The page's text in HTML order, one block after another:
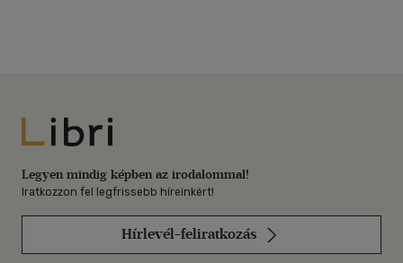
Libri
Legyen mindig képben az irodalommal!
Iratkozzon fel legfrissebb híreinkért!
Hírlevél-feliratkozás